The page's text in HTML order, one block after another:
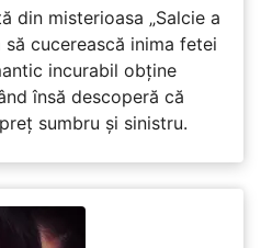
din misterioasa „Salcie a
cucerească inima fetei
incurabil obține
însă descoperă că
sumbru și sinistru.